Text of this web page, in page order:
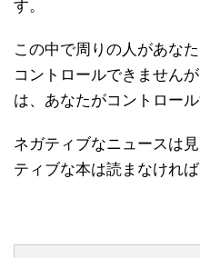
す。
この中で周りの人があな
コントロールできません
は、あなたがコントロー
ネガティブなニュースは
ティブな本は読まなければ